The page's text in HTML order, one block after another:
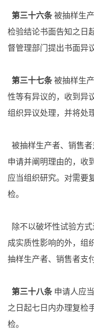
第三十六条 被抽样生
检验结论书面告知之日
督管理部门提出书面异
第三十七条 被抽样生
性等有异议的，收到异
组织异议处理，并将处
被抽样生产者、销售
申请并阐明理由的，收
应当组织研究。对需要
检。
除不以破坏性试验方
成实质性影响的外，组
抽样生产者、销售者支
第三十八条 申请人应
之日起七日内办理复检
检。